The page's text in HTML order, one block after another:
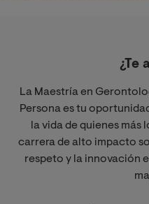
¿Te
La Maestría en
Persona es tu
la vida de quienes
carrera de alto impacto
respeto y la innovación